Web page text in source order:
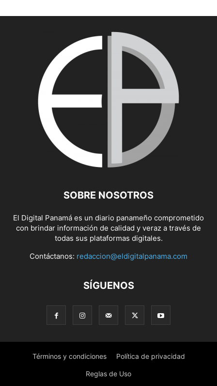
SOBRE NOSOTROS
El Digital Panamá es un diario panameño comprometido
con brindar información de calidad y veraz a través de
todas sus plataformas digitales.
Contáctanos: redaccion@eldigitalpanama.com
SÍGUENOS
Términos y condiciones Política de privacidad
Reglas de Uso